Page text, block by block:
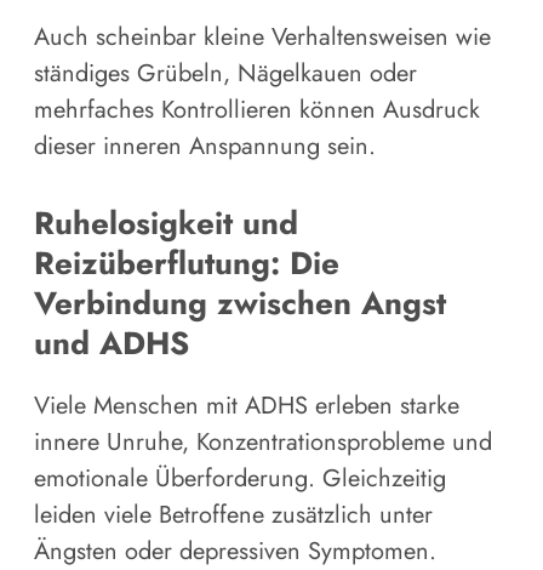
Auch scheinbar kleine Verhaltensweisen wie
ständiges Grübeln, Nägelkauen oder
mehrfaches Kontrollieren können Ausdruck
dieser inneren Anspannung sein.
Ruhelosigkeit und
Reizüberflutung: Die
Verbindung zwischen Angst
und ADHS
Viele Menschen mit ADHS erleben starke
innere Unruhe, Konzentrationsprobleme und
emotionale Überforderung. Gleichzeitig
leiden viele Betroffene zusätzlich unter
Ängsten oder depressiven Symptomen.